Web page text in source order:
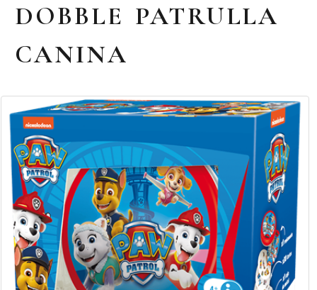
DOBBLE PATRULLA
CANINA